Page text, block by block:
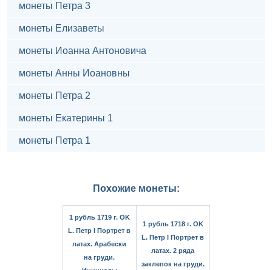
монеты Петра 3
монеты Елизаветы
монеты Иоанна Антоновича
монеты Анны Иоановны
монеты Петра 2
монеты Екатерины 1
монеты Петра 1
Похожие монеты:
1 рубль 1719 г. OK
L. Петр I Портрет в
латах. Арабески
на груди.
1 рубль 1718 г. OK
L. Петр I Портрет в
латах. 2 ряда
заклепок на груди.